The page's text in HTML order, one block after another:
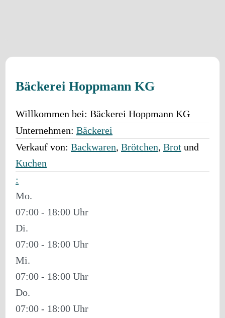
Bäckerei Hoppmann KG
Willkommen bei: Bäckerei Hoppmann KG
Unternehmen: Bäckerei
Verkauf von: Backwaren, Brötchen, Brot und
Kuchen
:
Mo.
07:00 - 18:00
Di.
07:00 - 18:00
Mi.
07:00 - 18:00
Do.
07:00 - 18:00